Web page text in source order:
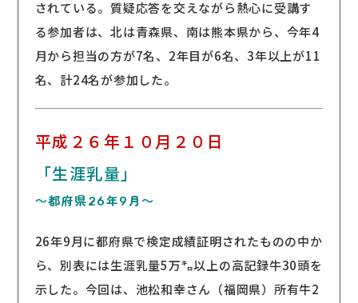
されている。質疑応答を交えながら熱心に受講す
る参加者は、北は青森県、南は熊本県から、今年4
月から担当の方が7名、2年目が6名、3年以上が11
名、計24名が参加した。
平成２６年１０月２０日
「生涯乳量」
～都府県26年9月～
26年9月に都府県で検定成績証明されたものの中か
ら、別表には生涯乳量5万㌔以上の高記録牛30頭を
示した。今回は、池松和幸さん（福岡県）所有牛2